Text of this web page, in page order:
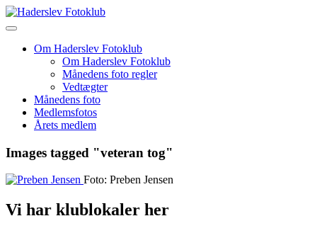
Skip
to
Om Haderslev Fotoklub
Om Haderslev Fotoklub
Månedens foto regler
Vedtægter
Månedens foto
Medlemsfotos
Årets medlem
Images tagged "veteran tog"
Foto: Preben Jensen
Vi har klublokaler her